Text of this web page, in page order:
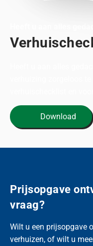
Download
Prijsopgave
vraag?
Wilt u een prijsopgave
verhuizen, of wilt u